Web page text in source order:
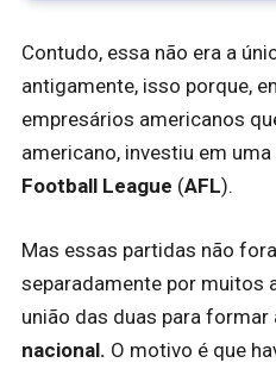
Contudo, essa não era a
antigamente, isso porque,
empresários americanos
americano, investiu em uma
Football League (AFL).
Mas essas partidas não
separadamente por muitos
união das duas para formar
nacional. O motivo é que